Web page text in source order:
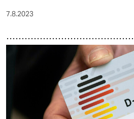
7.8.2023